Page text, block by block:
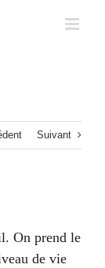
Suivant
On prend le
de vie